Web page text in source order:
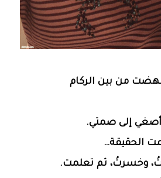
نهضت من بين الركام
وأصغي إلى صمتي.
الحقيقة…
وخسرتُ، ثم تعلمت.